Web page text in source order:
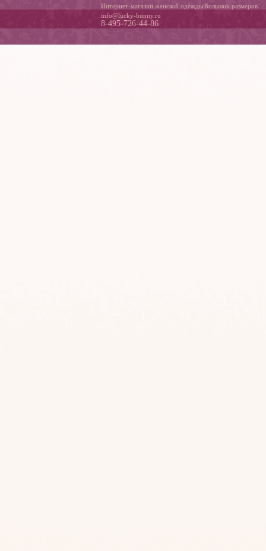
Интернет-магазин женской одежды больших размеров
info@lucky-bunny.ru
8-495-726-44-86